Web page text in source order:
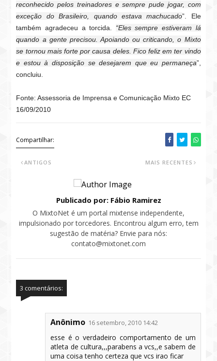
reconhecido pelos treinadores e sempre pude jogar, com
exceção do Brasileiro, quando estava machucado”. Ele
também agradeceu a torcida. “Eles sempre estiveram lá
quando a gente precisou. Apoiando ou criticando, o Mixto
se tornou mais forte por causa deles. Fico feliz em ter vindo
e estou à disposição se desejarem que eu permaneça”,
concluiu.
Fonte: Assessoria de Imprensa e Comunicação Mixto EC
16/09/2010
Compartilhar:
MAIS RECENTES
ANTIGOS
Publicado por: Fábio Ramirez
O MixtoNet é um portal mixtense independente,
impulsionado por torcedores. Encontrou algum erro, tem
sugestão de matéria? Envie para nós:
contato@mixtonet.com
3 comentários:
Anônimo 16 setembro, 2010 14:42
esse é o verdadeiro comportamento de um
atleta de cultura,,,parabens a vcs,,e sabem de
uma coisa tenho certeza que vcs irao ficar